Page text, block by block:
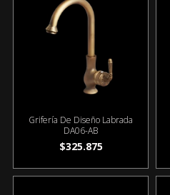
Grifería De Diseño Labrada
DA06-AB
$325.875